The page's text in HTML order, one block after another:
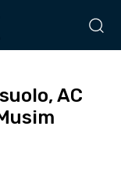
AC